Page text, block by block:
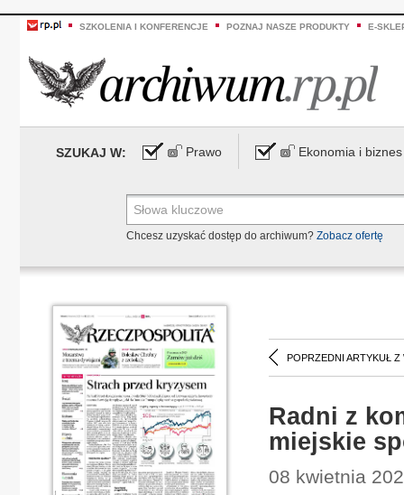
SZKOLENIA I KONFERENCJE POZNAJ NASZE PRODUKTY E-
SZUKAJ W: Prawo Ekonomia i biznes
Chcesz uzyskać dostęp do archiwum? Zobacz ofertę
POPRZEDNI ARTYKUŁ Z
Radni z
miejskie
08 kwietnia